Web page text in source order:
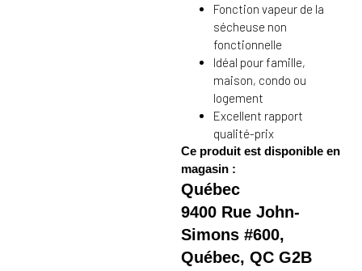
Fonction vapeur de la
sécheuse non
fonctionnelle
Idéal pour famille,
maison, condo ou
logement
Excellent rapport
qualité-prix
Ce produit est disponible en
magasin :
Québec
9400 Rue John-
Simons #600,
Québec, QC G2B